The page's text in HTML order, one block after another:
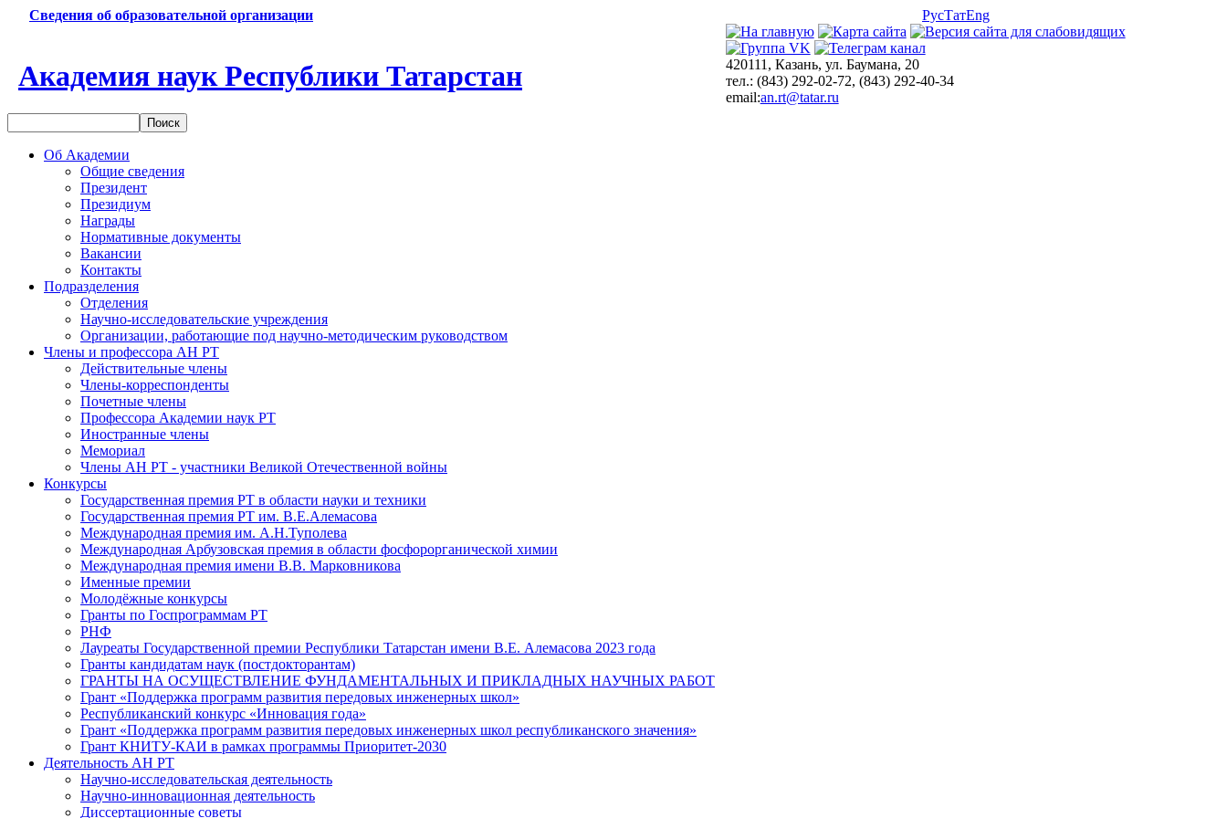
Сведения об образовательной организации РусТатEng
Академия наук Республики Татарстан
420111, Казань, ул. Баумана, 20
тел.: (843) 292-02-72, (843) 292-40-34
email:an.rt@tatar.ru
Об Академии
Общие сведения
Президент
Президиум
Награды
Нормативные документы
Вакансии
Контакты
Подразделения
Отделения
Научно-исследовательские учреждения
Организации, работающие под научно-методическим руководством
Члены и профессора АН РТ
Действительные члены
Члены-корреспонденты
Почетные члены
Профессора Академии наук РТ
Иностранные члены
Мемориал
Члены АН РТ - участники Великой Отечественной войны
Конкурсы
Государственная премия РТ в области науки и техники
Государственная премия РТ им. В.Е.Алемасова
Международная премия им. А.Н.Туполева
Международная Арбузовская премия в области фосфорорганической химии
Международная премия имени В.В. Марковникова
Именные премии
Молодёжные конкурсы
Гранты по Госпрограммам РТ
РНФ
Лауреаты Государственной премии Республики Татарстан имени В.Е. Алемасова 2023 года
Гранты кандидатам наук (постдокторантам)
ГРАНТЫ НА ОСУЩЕСТВЛЕНИЕ ФУНДАМЕНТАЛЬНЫХ И ПРИКЛАДНЫХ НАУЧНЫХ РАБОТ
Грант «Поддержка программ развития передовых инженерных школ»
Республиканский конкурс «Инновация года»
Грант «Поддержка программ развития передовых инженерных школ республиканского значения»
Грант КНИТУ-КАИ в рамках программы Приоритет-2030
Деятельность АН РТ
Научно-исследовательская деятельность
Научно-инновационная деятельность
Диссертационные советы